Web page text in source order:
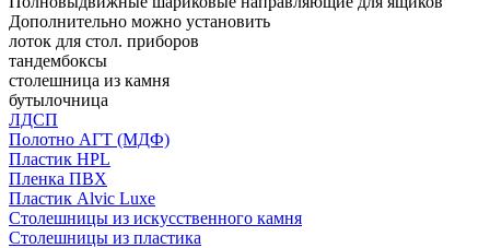
Дополнительно можно установить
лоток для стол. приборов
тандембоксы
столешница из камня
бутылочница
ЛДСП
Полотно АГТ (МДФ)
Пластик HPL
Пленка ПВХ
Пластик Alvic Luxe
Столешницы из искусственного камня
Столешницы из пластика